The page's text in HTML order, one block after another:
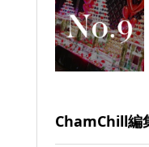
ChamChill編